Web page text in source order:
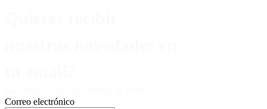
Correo electrónico